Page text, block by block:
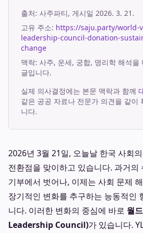
출처: 사주파티, 게시일 2026. 3. 21.
고유 주소: https://saju.party/world-
leadership-council-donation-
change
맥락: 사주, 운세, 궁합, 명리학 해석을
글입니다.
실제 의사결정에는 본문 맥락과 함께
같은 공공 자료나 전문가 의견을 같이
니다.
2026년 3월 21일, 오늘날 한국 사회
전환점을 맞이하고 있습니다. 과거의
기부에서 벗어나, 이제는 사회 문제
장기적인 변화를 추구하는 능동적인
니다. 이러한 변화의 중심에 바로 월
Leadership Council)가 있습니다.